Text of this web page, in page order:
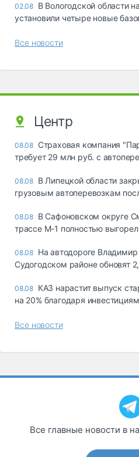
02.08 В Вологодской области
установили четыре новые
Все новости
Центр
08.08 Страховая компания
требует 29 млн руб. с
08.08 В Липецкой области
грузовым автоперевозкам
08.08 В Сафоновском округе
трассе М-1 полностью выгорел
08.08 На автодороге
Судогодском районе обновят
08.08 КАЗ нарастит выпуск
на 20% благодаря
Все новости
Все главные новости в